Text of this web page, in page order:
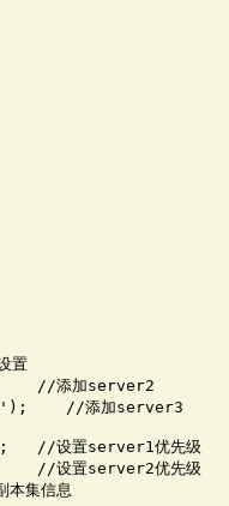
置
//添加server2
//添加server3
//设置server1优先级
//设置server2优先级
集信息